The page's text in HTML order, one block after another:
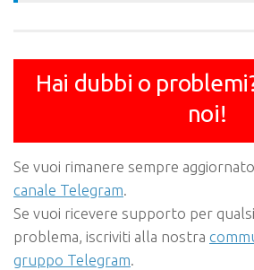
Hai dubbi o
noi!
Se vuoi rimanere sempre
canale Telegram
Se vuoi ricevere supporto per
problema, iscriviti alla nostra
gruppo Telegram